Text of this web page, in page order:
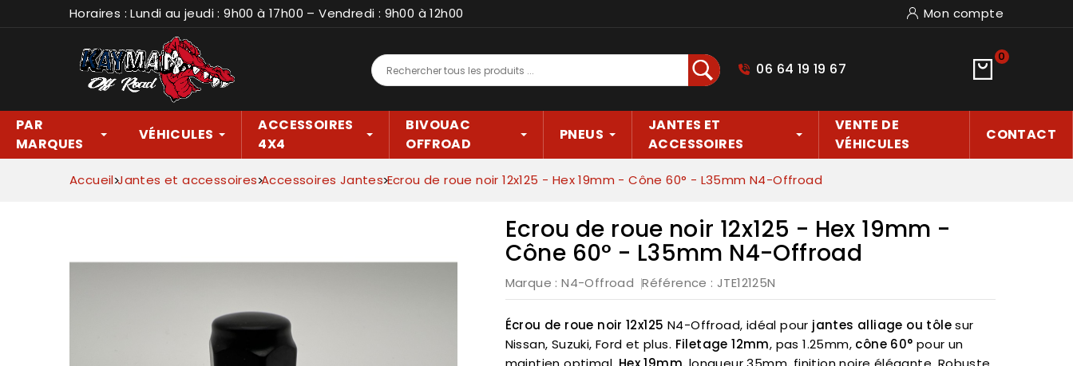
Horaires : Lundi au jeudi : 9h00 à 17h00 – Vendredi : 9h00 à 12h00 Mon compte
Rechercher06 64 19 19 67
0
PAR
MARQUES
VÉHICULES
ACCESSOIRES
4X4
BIVOUAC
OFFROAD
PNEUS
JANTES ET
ACCESSOIRES
VENTE DE
VÉHICULES
CONTACT
Accueil Jantes et accessoires Accessoires Jantes Ecrou de roue noir 12x125 - Hex 19mm - Cône 60° - L35mm N4-Offroad
Ecrou de roue noir 12x125 - Hex 19mm -
Cône 60° - L35mm N4-Offroad
Marque : N4-Offroad Référence : JTE12125N
Écrou de roue noir 12x125 N4-Offroad, idéal pour jantes alliage ou tôlesur
Nissan, Suzuki, Ford et plus. Filetage 12mm, pas 1.25mm, cône 60° pour un